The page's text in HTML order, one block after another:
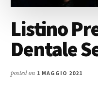
Listino
Dentale
posted on 1 MAGGIO 2021